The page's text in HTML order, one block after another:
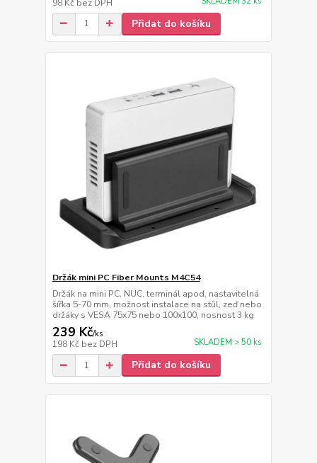
98 Kč bez DPH
Přidat do košíku
Držák mini PC Fiber Mounts M4C54
Držák na mini PC, NUC, terminál apod, nastavitelná
šířka 5-70 mm, možnost instalace na stůl, zeď nebo
držáky s VESA 75x75 nebo 100x100, nosnost 3 kg
239 Kč/ks
198 Kč bez DPH SKLADEM > 50 ks
Přidat do košíku